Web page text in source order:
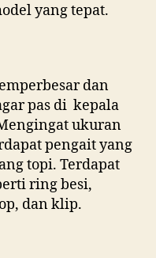
yang tepat.
dan
pas di kepala
ukuran
pengait yang
topi. Terdapat
ring besi,
dan klip.